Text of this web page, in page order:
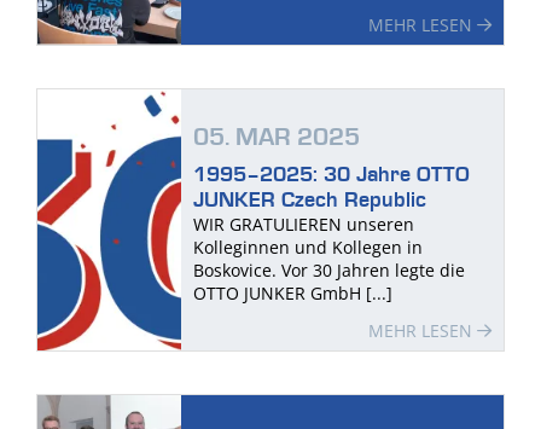
MEHR LESEN
05. MAR 2025
1995–2025: 30 Jahre OTTO
JUNKER Czech Republic
WIR GRATULIEREN unseren
Kolleginnen und Kollegen in
Boskovice. Vor 30 Jahren legte die
OTTO JUNKER GmbH [...]
MEHR LESEN